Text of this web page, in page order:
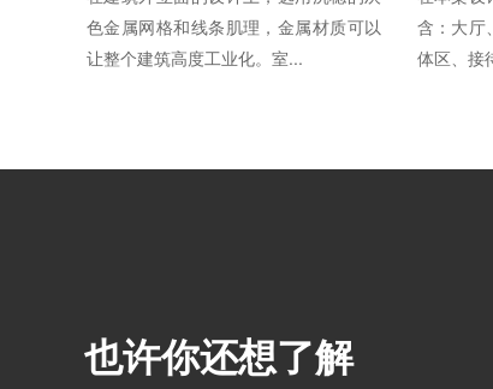
色金属网格和线条肌理，金属材质可以
让整个建筑高度工业化。室...
含：大厅
体区、接
也许你还想了解